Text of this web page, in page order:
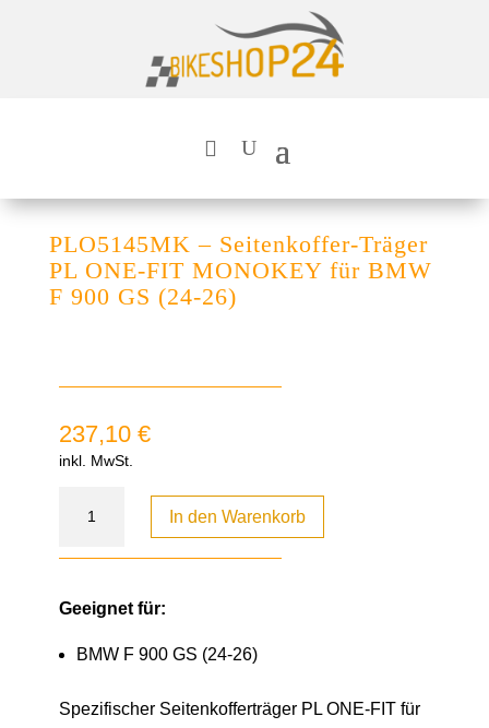
PLO5145MK – Seitenkoffer-Träger
PL ONE-FIT MONOKEY für BMW
F 900 GS (24-26)
237,10 €
inkl. MwSt.
In den Warenkorb
Geeignet für:
BMW F 900 GS (24-26)
Spezifischer Seitenkofferträger PL ONE-FIT für